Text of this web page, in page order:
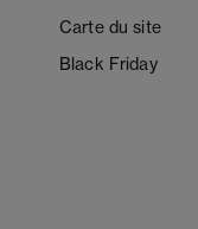
Carte du site
Black Friday